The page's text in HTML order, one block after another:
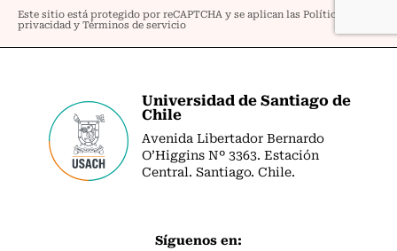
Universidad de Santiago de
Chile
Avenida Libertador Bernardo
O’Higgins Nº 3363. Estación
Central. Santiago. Chile.
Síguenos en: